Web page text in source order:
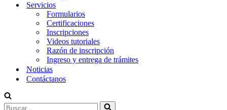
Servicios
Formularios
Certificaciones
Inscripciones
Videos tutoriales
Razón de inscripción
Ingreso y entrega de trámites
Noticias
Contáctanos
Buscar...